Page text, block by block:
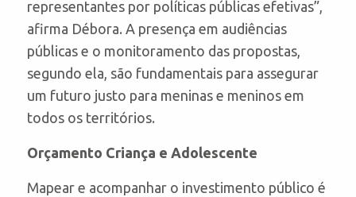
representantes por políticas públicas efetivas”,
afirma Débora. A presença em audiências
públicas e o monitoramento das propostas,
segundo ela, são fundamentais para assegurar
um futuro justo para meninas e meninos em
todos os territórios.
Orçamento Criança e Adolescente
Mapear e acompanhar o investimento público é